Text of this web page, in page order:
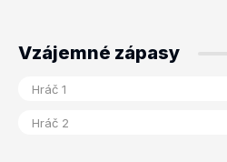
Vzájemné zápasy